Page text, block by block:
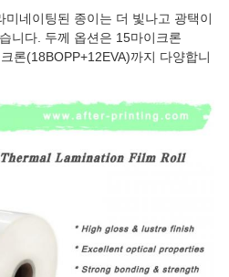
네이팅된 종이는 더 빛나고 광택이
니다. 두께 옵션은 15마이크론
론(18BOPP+12EVA)까지 다양합니